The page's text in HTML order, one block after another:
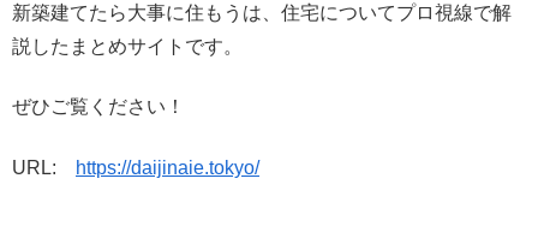
新築建てたら大事に住もうは、住宅についてプロ視線で解
説したまとめサイトです。
ぜひご覧ください！
URL: https://daijinaie.tokyo/